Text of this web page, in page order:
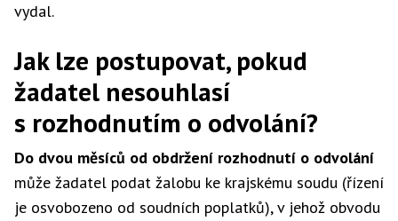
vydal.
Jak lze postupovat, pokud
žadatel nesouhlasí
s rozhodnutím o odvolání?
Do dvou měsíců od obdržení rozhodnutí o odvolání
může žadatel podat žalobu ke krajskému soudu (řízení
je osvobozeno od soudních poplatků), v jehož obvodu